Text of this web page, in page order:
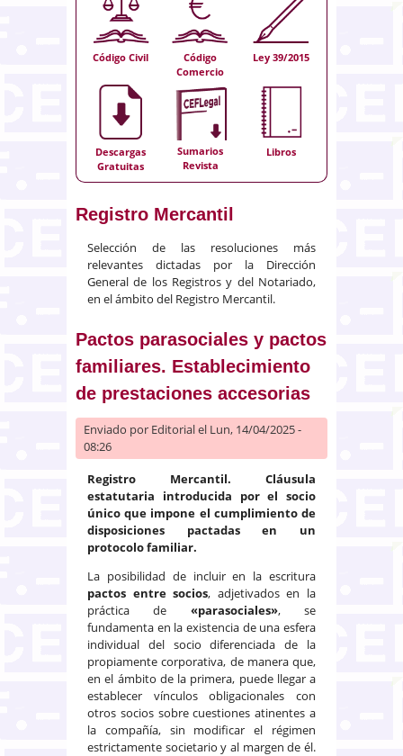
Código Civil
Código
Comercio
Ley 39/2015
Descargas
Gratuitas
Sumarios
Revista
Libros
Registro Mercantil
Selección de las resoluciones más
relevantes dictadas por la Dirección
General de los Registros y del Notariado,
en el ámbito del Registro Mercantil.
Pactos parasociales y pactos
familiares. Establecimiento
de prestaciones accesorias
Enviado por Editorialel Lun, 14/04/2025 -
08:26
Registro Mercantil. Cláusula
estatutaria introducida por el socio
único que impone el cumplimiento de
disposiciones pactadas en un
protocolo familiar.
La posibilidad de incluir en la escritura
pactos entre socios, adjetivados en la
práctica de «parasociales», se
fundamenta en la existencia de una esfera
individual del socio diferenciada de la
propiamente corporativa, de manera que,
en el ámbito de la primera, puede llegar a
establecer vínculos obligacionales con
otros socios sobre cuestiones atinentes a
la compañía, sin modificar el régimen
estrictamente societario y al margen de él.